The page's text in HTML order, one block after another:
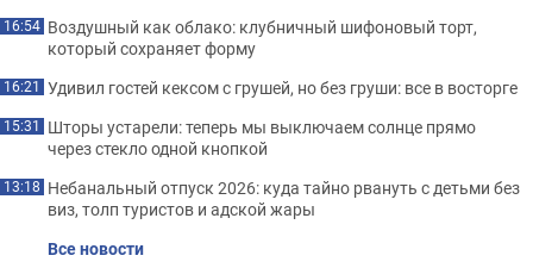
16:54 Воздушный как облако: клубничный шифоновый торт,
который сохраняет форму
16:21 Удивил гостей кексом с грушей, но без груши: все в восторге
15:31 Шторы устарели: теперь мы выключаем солнце прямо
через стекло одной кнопкой
13:18 Небанальный отпуск 2026: куда тайно рвануть с детьми без
виз, толп туристов и адской жары
Все новости